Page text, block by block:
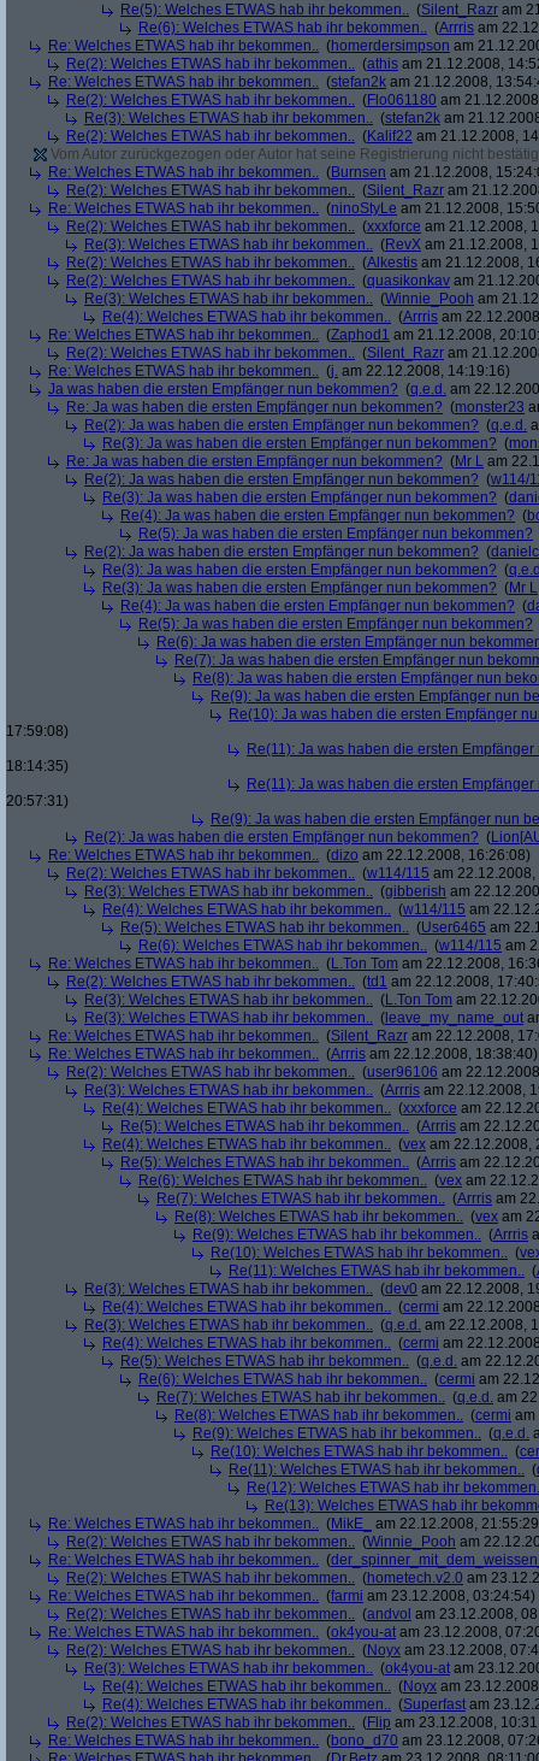
Re(5): Welches ETWAS hab ihr bekommen.. (Silent_Razr am
Re(6): Welches ETWAS hab ihr bekommen.. (Arrris am
Re: Welches ETWAS hab ihr bekommen.. (homerdersimpson am
Re(2): Welches ETWAS hab ihr bekommen.. (athis am 21.12.2008,
Re: Welches ETWAS hab ihr bekommen.. (stefan2k am 21.12.2008,
Re(2): Welches ETWAS hab ihr bekommen.. (Flo061180 am
Re(3): Welches ETWAS hab ihr bekommen.. (stefan2k am
Re(2): Welches ETWAS hab ihr bekommen.. (Kalif22 am 21.12.2008,
Vom Autor zurückgezogen oder Autor hat seine Registrierung nicht
Re: Welches ETWAS hab ihr bekommen.. (Burnsen am 21.12.2008,
Re(2): Welches ETWAS hab ihr bekommen.. (Silent_Razr am
Re: Welches ETWAS hab ihr bekommen.. (ninoStyLe am 21.12.2008,
Re(2): Welches ETWAS hab ihr bekommen.. (xxxforce am 21.12.2008,
Re(3): Welches ETWAS hab ihr bekommen.. (RevX am 21.12.2008,
Re(2): Welches ETWAS hab ihr bekommen.. (Alkestis am 21.12.2008,
Re(2): Welches ETWAS hab ihr bekommen.. (quasikonkav am
Re(3): Welches ETWAS hab ihr bekommen.. (Winnie_Pooh am
Re(4): Welches ETWAS hab ihr bekommen.. (Arrris am
Re: Welches ETWAS hab ihr bekommen.. (Zaphod1 am 21.12.2008,
Re(2): Welches ETWAS hab ihr bekommen.. (Silent_Razr am
Re: Welches ETWAS hab ihr bekommen.. (j. am 22.12.2008, 14:19:16)
Ja was haben die ersten Empfänger nun bekommen? (q.e.d. am
Re: Ja was haben die ersten Empfänger nun bekommen? (monster23
Re(2): Ja was haben die ersten Empfänger nun bekommen? (q.e.d.
Re(3): Ja was haben die ersten Empfänger nun bekommen? (
Re: Ja was haben die ersten Empfänger nun bekommen? (Mr L am
Re(2): Ja was haben die ersten Empfänger nun bekommen? (w114/
Re(3): Ja was haben die ersten Empfänger nun bekommen? (
Re(4): Ja was haben die ersten Empfänger nun bekommen? (
Re(5): Ja was haben die ersten Empfänger nun bekommen?
Re(2): Ja was haben die ersten Empfänger nun bekommen? (
Re(3): Ja was haben die ersten Empfänger nun bekommen? (
Re(3): Ja was haben die ersten Empfänger nun bekommen? (Mr L
Re(4): Ja was haben die ersten Empfänger nun bekommen? (
Re(5): Ja was haben die ersten Empfänger nun bekommen?
Re(6): Ja was haben die ersten Empfänger nun
Re(7): Ja was haben die ersten Empfänger nun
Re(8): Ja was haben die ersten Empfänger nun
Re(9): Ja was haben die ersten Empfänger nun
Re(10): Ja was haben die ersten Empfänger
17:59:08)
Re(11): Ja was haben die ersten
18:14:35)
Re(11): Ja was haben die ersten
20:57:31)
Re(9): Ja was haben die ersten Empfänger nun
Re(2): Ja was haben die ersten Empfänger nun bekommen? (
Re: Welches ETWAS hab ihr bekommen.. (dizo am 22.12.2008, 16:26:08)
Re(2): Welches ETWAS hab ihr bekommen.. (w114/115 am
Re(3): Welches ETWAS hab ihr bekommen.. (gibberish am
Re(4): Welches ETWAS hab ihr bekommen.. (w114/115 am
Re(5): Welches ETWAS hab ihr bekommen.. (User6465 am
Re(6): Welches ETWAS hab ihr bekommen.. (w114/115 am
Re: Welches ETWAS hab ihr bekommen.. (L.Ton Tom am 22.12.2008,
Re(2): Welches ETWAS hab ihr bekommen.. (td1 am 22.12.2008,
Re(3): Welches ETWAS hab ihr bekommen.. (L.Ton Tom am
Re(3): Welches ETWAS hab ihr bekommen.. ( leave_my_name_out
Re: Welches ETWAS hab ihr bekommen.. (Silent_Razr am 22.12.2008,
Re: Welches ETWAS hab ihr bekommen.. (Arrris am 22.12.2008, 18:38:40)
Re(2): Welches ETWAS hab ihr bekommen.. (user96106 am
Re(3): Welches ETWAS hab ihr bekommen.. (Arrris am 22.12.2008,
Re(4): Welches ETWAS hab ihr bekommen.. (xxxforce am
Re(5): Welches ETWAS hab ihr bekommen.. (Arrris am
Re(4): Welches ETWAS hab ihr bekommen.. (vex am 22.12.2008,
Re(5): Welches ETWAS hab ihr bekommen.. (Arrris am
Re(6): Welches ETWAS hab ihr bekommen.. (vex am
Re(7): Welches ETWAS hab ihr bekommen.. (Arrris am
Re(8): Welches ETWAS hab ihr bekommen.. (vex am
Re(9): Welches ETWAS hab ihr bekommen.. (Arrris
Re(10): Welches ETWAS hab ihr bekommen.. (
Re(11): Welches ETWAS hab ihr bekommen.. (
Re(3): Welches ETWAS hab ihr bekommen.. (dev0 am 22.12.2008,
Re(4): Welches ETWAS hab ihr bekommen.. (cermi am
Re(3): Welches ETWAS hab ihr bekommen.. (q.e.d. am 22.12.2008,
Re(4): Welches ETWAS hab ihr bekommen.. (cermi am
Re(5): Welches ETWAS hab ihr bekommen.. (q.e.d. am
Re(6): Welches ETWAS hab ihr bekommen.. (cermi am
Re(7): Welches ETWAS hab ihr bekommen.. (q.e.d. am
Re(8): Welches ETWAS hab ihr bekommen.. (cermi am
Re(9): Welches ETWAS hab ihr bekommen.. (q.e.d.
Re(10): Welches ETWAS hab ihr bekommen.. (
Re(11): Welches ETWAS hab ihr bekommen.. (
Re(12): Welches ETWAS hab ihr
Re(13): Welches ETWAS hab ihr
Re: Welches ETWAS hab ihr bekommen.. (MikE_
am 22.12.2008,
Re(2): Welches ETWAS hab ihr bekommen.. (Winnie_Pooh am
Re: Welches ETWAS hab ihr bekommen.. (
Re(2): Welches ETWAS hab ihr bekommen.. (hometech.v2.0 am
Re: Welches ETWAS hab ihr bekommen.. (farmi am 23.12.2008, 03:24:54)
Re(2): Welches ETWAS hab ihr bekommen.. (andvol am 23.12.2008,
Re: Welches ETWAS hab ihr bekommen.. (ok4you-at am 23.12.2008,
Re(2): Welches ETWAS hab ihr bekommen.. (Noyx am 23.12.2008,
Re(3): Welches ETWAS hab ihr bekommen.. (ok4you-at am
Re(4): Welches ETWAS hab ihr bekommen.. (Noyx am
Re(4): Welches ETWAS hab ihr bekommen.. (Superfast am
Re(2): Welches ETWAS hab ihr bekommen.. (Flip am 23.12.2008,
Re: Welches ETWAS hab ihr bekommen.. (bono_d70 am 23.12.2008,